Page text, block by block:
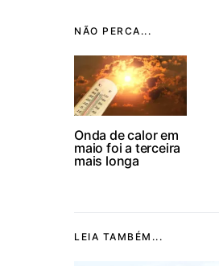
NÃO PERCA...
Onda de calor em
maio foi a terceira
mais longa
LEIA TAMBÉM...